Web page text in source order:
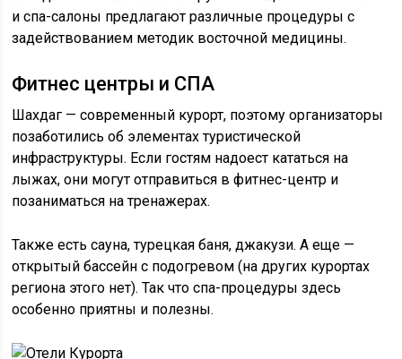
и спа-салоны предлагают различные процедуры с
задействованием методик восточной медицины.
Фитнес центры и СПА
Шахдаг — современный курорт, поэтому организаторы
позаботились об элементах туристической
инфраструктуры. Если гостям надоест кататься на
лыжах, они могут отправиться в фитнес-центр и
позаниматься на тренажерах.
Также есть сауна, турецкая баня, джакузи. А еще —
открытый бассейн с подогревом (на других курортах
региона этого нет). Так что спа-процедуры здесь
особенно приятны и полезны.